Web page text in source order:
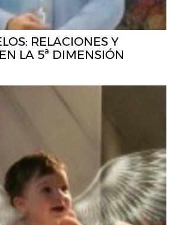
RELACIONES Y
LA 5ª DIMENSIÓN